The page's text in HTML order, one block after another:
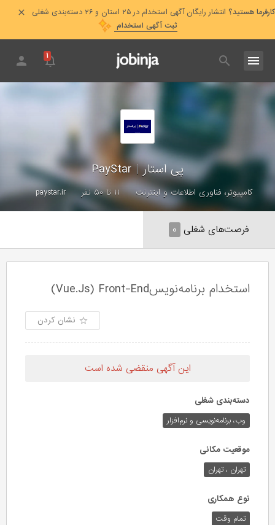
کارفرما هستید؟ انتشار رایگان آگهی استخدام در ۲۵ استان و ۲۶ دسته‌بندی شغلی
ثبت آگهی استخدام
۱
پی استار|
PayStar
کامپیوتر، فناوری اطلاعات و اینترنت ۱۱ تا ۵۰ نفر paystar.ir
فرصت‌های شغلی ۰
استخدام برنامه‌نویسVue.Js) Front-End)
نشان کردن
این آگهی منقضی شده است
دسته‌بندی شغلی
وب،‌ برنامه‌نویسی و نرم‌افزار
موقعیت مکانی
تهران ، تهران
نوع همکاری
تمام وقت